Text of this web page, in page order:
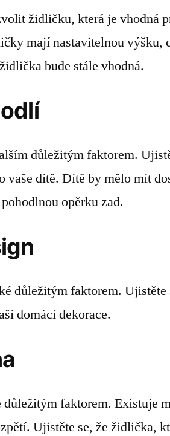
židličku, která je vhodná
mají nastavitelnou výšku,
bude stále vhodná.
důležitým faktorem.
vaše dítě. Dítě by mělo mít
opěrku zad.
důležitým faktorem.
domácí dekorace.
důležitým faktorem. Existuje
Ujistěte se, že židlička,